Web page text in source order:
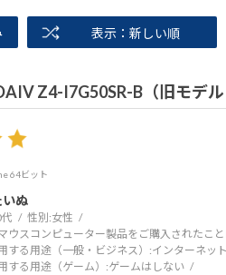
表示：新しい順
Z4-I7G50SR-B（旧モデル
64ビット
いぬ
性別:女性
ウスコンピューター製品をご購入されたこ
する用途（一般・ビジネス）:インターネッ
する用途（ゲーム）:ゲームはしない